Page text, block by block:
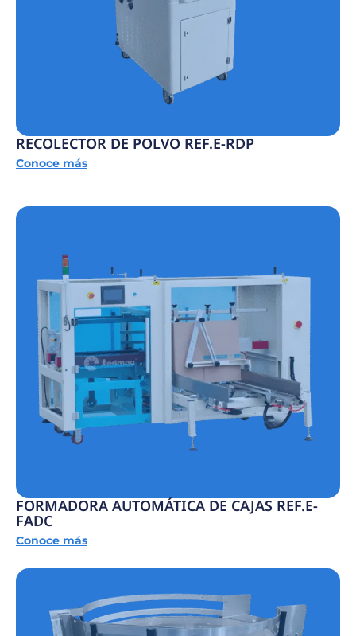
RECOLECTOR DE POLVO REF.E-RDP
Conoce más
FORMADORA AUTOMÁTICA DE CAJAS REF.E-
FADC
Conoce más